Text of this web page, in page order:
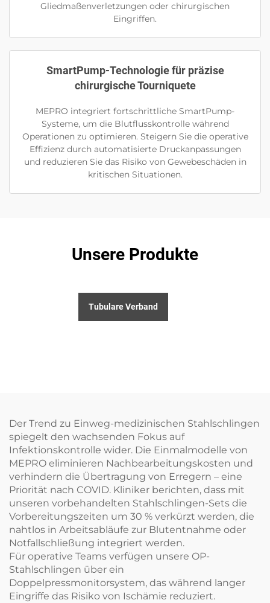
Gliedmaßenverletzungen oder chirurgischen
Eingriffen.
SmartPump-Technologie für präzise
chirurgische Tourniquete
MEPRO integriert fortschrittliche SmartPump-
Systeme, um die Blutflusskontrolle während
Operationen zu optimieren. Steigern Sie die operative
Effizienz durch automatisierte Druckanpassungen
und reduzieren Sie das Risiko von Gewebeschäden in
kritischen Situationen.
Unsere Produkte
Tubulare Verband
Der Trend zu Einweg-medizinischen Stahlschlingen
spiegelt den wachsenden Fokus auf
Infektionskontrolle wider. Die Einmalmodelle von
MEPRO eliminieren Nachbearbeitungskosten und
verhindern die Übertragung von Erregern – eine
Priorität nach COVID. Kliniker berichten, dass mit
unseren vorbehandelten Stahlschlingen-Sets die
Vorbereitungszeiten um 30 % verkürzt werden, die
nahtlos in Arbeitsabläufe zur Blutentnahme oder
Notfallschließung integriert werden.
Für operative Teams verfügen unsere OP-
Stahlschlingen über ein
Doppelpressmonitorsystem, das während langer
Eingriffe das Risiko von Ischämie reduziert.